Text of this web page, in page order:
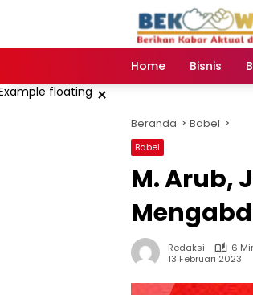
Home
Bisnis
×
Beranda Babel
Babel
M. Arub,
Redaksi
6
13 Februari 2023